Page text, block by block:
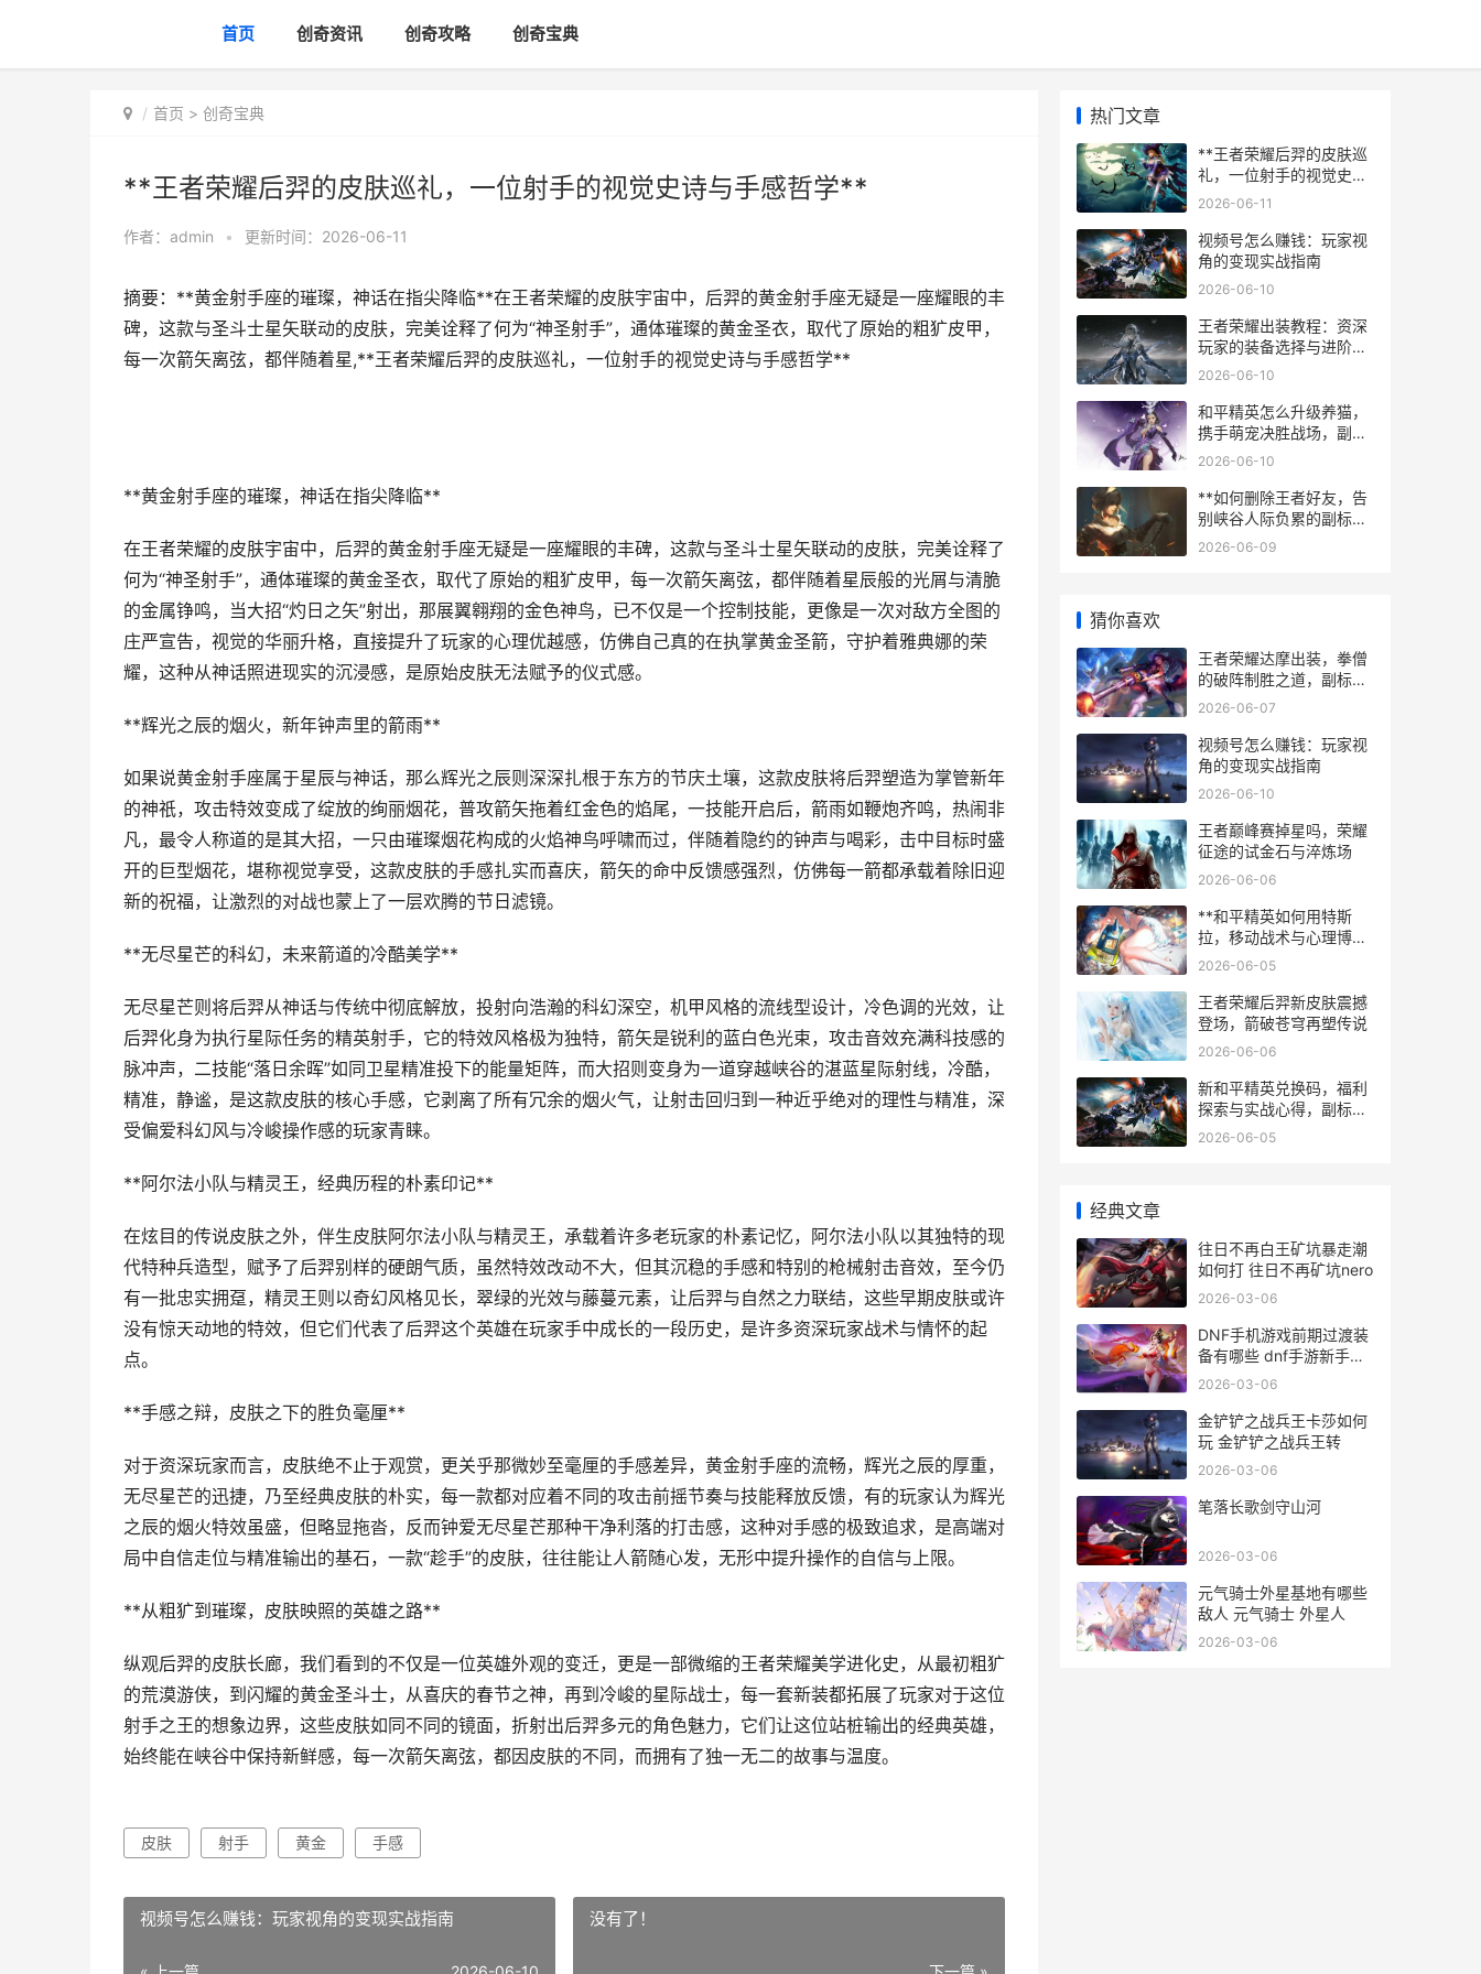
首页 创奇资讯 创奇攻略 创奇宝典
首页 > 创奇宝典
**王者荣耀后羿的皮肤巡礼，一位射手的视觉史诗与手感哲学**
作者： admin • 更新时间：2026-06-11
摘要：**黄金射手座的璀璨，神话在指尖降临**在王者荣耀的皮肤宇宙中，后羿的黄金射手座无疑是一座耀眼的丰
碑，这款与圣斗士星矢联动的皮肤，完美诠释了何为“神圣射手”，通体璀璨的黄金圣衣，取代了原始的粗犷皮甲，
每一次箭矢离弦，都伴随着星,**王者荣耀后羿的皮肤巡礼，一位射手的视觉史诗与手感哲学**
**黄金射手座的璀璨，神话在指尖降临**
在王者荣耀的皮肤宇宙中，后羿的黄金射手座无疑是一座耀眼的丰碑，这款与圣斗士星矢联动的皮肤，完美诠释了
何为“神圣射手”，通体璀璨的黄金圣衣，取代了原始的粗犷皮甲，每一次箭矢离弦，都伴随着星辰般的光屑与清脆
的金属铮鸣，当大招“灼日之矢”射出，那展翼翱翔的金色神鸟，已不仅是一个控制技能，更像是一次对敌方全图的
庄严宣告，视觉的华丽升格，直接提升了玩家的心理优越感，仿佛自己真的在执掌黄金圣箭，守护着雅典娜的荣
耀，这种从神话照进现实的沉浸感，是原始皮肤无法赋予的仪式感。
**辉光之辰的烟火，新年钟声里的箭雨**
如果说黄金射手座属于星辰与神话，那么辉光之辰则深深扎根于东方的节庆土壤，这款皮肤将后羿塑造为掌管新年
的神祇，攻击特效变成了绽放的绚丽烟花，普攻箭矢拖着红金色的焰尾，一技能开启后，箭雨如鞭炮齐鸣，热闹非
凡，最令人称道的是其大招，一只由璀璨烟花构成的火焰神鸟呼啸而过，伴随着隐约的钟声与喝彩，击中目标时盛
开的巨型烟花，堪称视觉享受，这款皮肤的手感扎实而喜庆，箭矢的命中反馈感强烈，仿佛每一箭都承载着除旧迎
新的祝福，让激烈的对战也蒙上了一层欢腾的节日滤镜。
**无尽星芒的科幻，未来箭道的冷酷美学**
无尽星芒则将后羿从神话与传统中彻底解放，投射向浩瀚的科幻深空，机甲风格的流线型设计，冷色调的光效，让
后羿化身为执行星际任务的精英射手，它的特效风格极为独特，箭矢是锐利的蓝白色光束，攻击音效充满科技感的
脉冲声，二技能“落日余晖”如同卫星精准投下的能量矩阵，而大招则变身为一道穿越峡谷的湛蓝星际射线，冷酷，
精准，静谧，是这款皮肤的核心手感，它剥离了所有冗余的烟火气，让射击回归到一种近乎绝对的理性与精准，深
受偏爱科幻风与冷峻操作感的玩家青睐。
**阿尔法小队与精灵王，经典历程的朴素印记**
在炫目的传说皮肤之外，伴生皮肤阿尔法小队与精灵王，承载着许多老玩家的朴素记忆，阿尔法小队以其独特的现
代特种兵造型，赋予了后羿别样的硬朗气质，虽然特效改动不大，但其沉稳的手感和特别的枪械射击音效，至今仍
有一批忠实拥趸，精灵王则以奇幻风格见长，翠绿的光效与藤蔓元素，让后羿与自然之力联结，这些早期皮肤或许
没有惊天动地的特效，但它们代表了后羿这个英雄在玩家手中成长的一段历史，是许多资深玩家战术与情怀的起
点。
**手感之辩，皮肤之下的胜负毫厘**
对于资深玩家而言，皮肤绝不止于观赏，更关乎那微妙至毫厘的手感差异，黄金射手座的流畅，辉光之辰的厚重，
无尽星芒的迅捷，乃至经典皮肤的朴实，每一款都对应着不同的攻击前摇节奏与技能释放反馈，有的玩家认为辉光
之辰的烟火特效虽盛，但略显拖沓，反而钟爱无尽星芒那种干净利落的打击感，这种对手感的极致追求，是高端对
局中自信走位与精准输出的基石，一款“趁手”的皮肤，往往能让人箭随心发，无形中提升操作的自信与上限。
**从粗犷到璀璨，皮肤映照的英雄之路**
纵观后羿的皮肤长廊，我们看到的不仅是一位英雄外观的变迁，更是一部微缩的王者荣耀美学进化史，从最初粗犷
的荒漠游侠，到闪耀的黄金圣斗士，从喜庆的春节之神，再到冷峻的星际战士，每一套新装都拓展了玩家对于这位
射手之王的想象边界，这些皮肤如同不同的镜面，折射出后羿多元的角色魅力，它们让这位站桩输出的经典英雄，
始终能在峡谷中保持新鲜感，每一次箭矢离弦，都因皮肤的不同，而拥有了独一无二的故事与温度。
皮肤 射手 黄金 手感
视频号怎么赚钱：玩家视角的变现实战指南 没有了！
热门文章
**王者荣耀后羿的皮肤巡
礼，一位射手的视觉史诗
与手感哲学**
2026-06-11
视频号怎么赚钱：玩家视
角的变现实战指南
2026-06-10
王者荣耀出装教程：资深
玩家的装备选择与进阶思
路，副标题：从基础到精
2026-06-10
和平精英怎么升级养猫，
携手萌宠决胜战场，副标
题，从新手到高手，萌猫
2026-06-10
**如何删除王者好友，告
别峡谷人际负累的副标题
**
2026-06-09
猜你喜欢
王者荣耀达摩出装，拳僧
的破阵制胜之道，副标
题，刚猛与灵动的装备哲
2026-06-07
视频号怎么赚钱：玩家视
角的变现实战指南
2026-06-10
王者巅峰赛掉星吗，荣耀
征途的试金石与淬炼场
2026-06-06
**和平精英如何用特斯
拉，移动战术与心理博弈
的革新**
2026-06-05
王者荣耀后羿新皮肤震撼
登场，箭破苍穹再塑传说
2026-06-06
新和平精英兑换码，福利
探索与实战心得，副标
题，资深玩家的深度解析
2026-06-05
经典文章
往日不再白王矿坑暴走潮
如何打 往日不再矿坑nero
2026-03-06
DNF手机游戏前期过渡装
备有哪些 dnf手游新手攻
略
2026-03-06
金铲铲之战兵王卡莎如何
玩 金铲铲之战兵王转
2026-03-06
笔落长歌剑守山河
2026-03-06
元气骑士外星基地有哪些
敌人 元气骑士 外星人
2026-03-06